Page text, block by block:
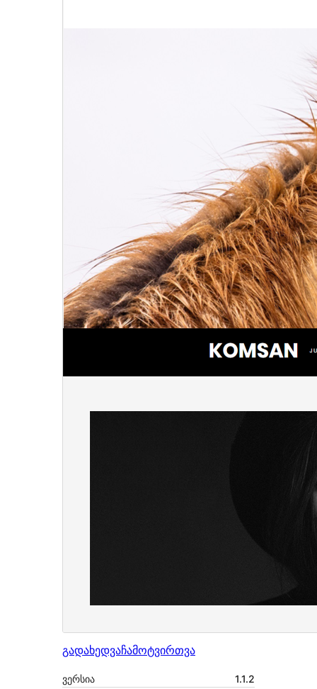
გადახედვაჩამოტვირთვა
ვერსია
1.1.2